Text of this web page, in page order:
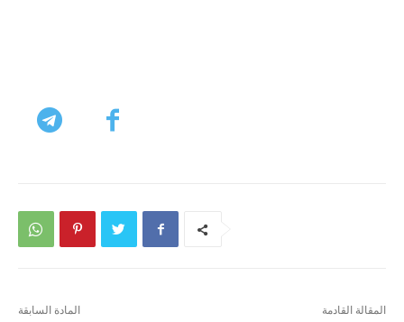
المادة السابقة المقالة القادمة